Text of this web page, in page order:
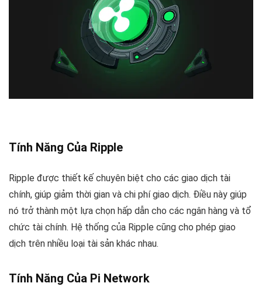
Tính Năng Của Ripple
Ripple được thiết kế chuyên biệt cho các giao dịch tài
chính, giúp giảm thời gian và chi phí giao dịch. Điều này giúp
nó trở thành một lựa chọn hấp dẫn cho các ngân hàng và tổ
chức tài chính. Hệ thống của Ripple cũng cho phép giao
dịch trên nhiều loại tài sản khác nhau.
Tính Năng Của Pi Network